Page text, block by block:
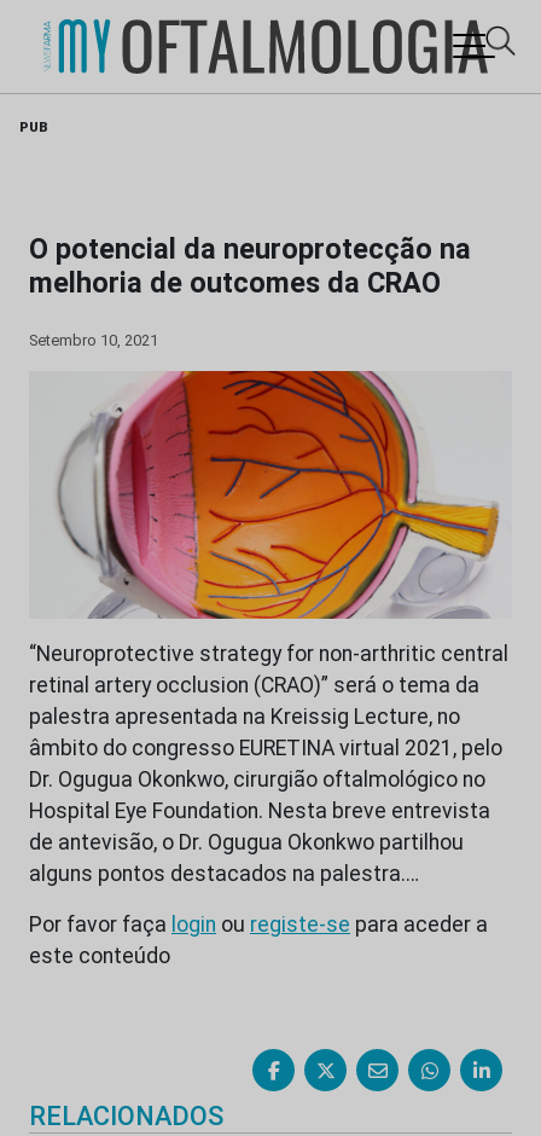
PUB
O potencial da neuroprotecção na
melhoria de outcomes da CRAO
Setembro 10, 2021
“Neuroprotective strategy for non-arthritic central
retinal artery occlusion (CRAO)” será o tema da
palestra apresentada na Kreissig Lecture, no
âmbito do congresso EURETINA virtual 2021, pelo
Dr. Ogugua Okonkwo, cirurgião oftalmológico no
Hospital Eye Foundation. Nesta breve entrevista
de antevisão, o Dr. Ogugua Okonkwo partilhou
alguns pontos destacados na palestra.…
Por favor faça login ou registe-se para aceder a
este conteúdo
RELACIONADOS